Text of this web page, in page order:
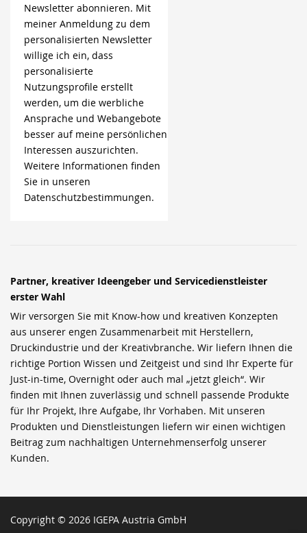
Newsletter abonnieren. Mit
meiner Anmeldung zu dem
personalisierten Newsletter
willige ich ein, dass
personalisierte
Nutzungsprofile erstellt
werden, um die werbliche
Ansprache und Webangebote
besser auf meine persönlichen
Interessen auszurichten.
Weitere Informationen finden
Sie in unseren
Datenschutzbestimmungen.
Partner, kreativer Ideengeber und Servicedienstleister
erster Wahl
Wir versorgen Sie mit Know-how und kreativen Konzepten
aus unserer engen Zusammenarbeit mit Herstellern,
Druckindustrie und der Kreativbranche. Wir liefern Ihnen die
richtige Portion Wissen und Zeitgeist und sind Ihr Experte für
Just-in-time, Overnight oder auch mal „jetzt gleich“. Wir
finden mit Ihnen zuverlässig und schnell passende Produkte
für Ihr Projekt, Ihre Aufgabe, Ihr Vorhaben. Mit unseren
Produkten und Dienstleistungen liefern wir einen wichtigen
Beitrag zum nachhaltigen Unternehmenserfolg unserer
Kunden.
Copyright © 2026 IGEPA Austria GmbH